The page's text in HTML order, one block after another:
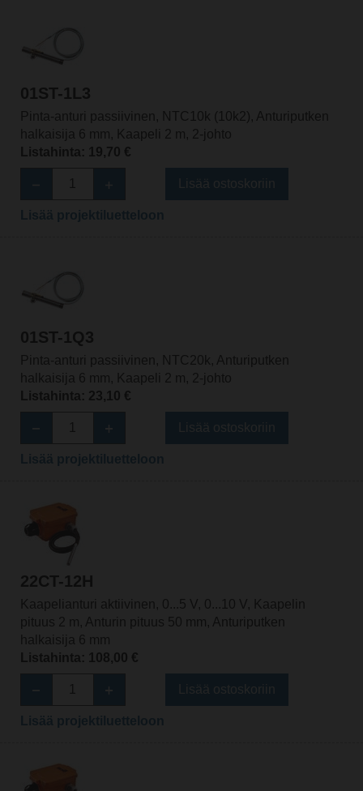
01ST-1L3
Pinta-anturi passiivinen, NTC10k (10k2), Anturiputken
halkaisija 6 mm, Kaapeli 2 m, 2-johto
Listahinta: 19,70 €
01ST-1Q3
Pinta-anturi passiivinen, NTC20k, Anturiputken
halkaisija 6 mm, Kaapeli 2 m, 2-johto
Listahinta: 23,10 €
22CT-12H
Kaapelianturi aktiivinen, 0...5 V, 0...10 V, Kaapelin
pituus 2 m, Anturin pituus 50 mm, Anturiputken
halkaisija 6 mm
Listahinta: 108,00 €